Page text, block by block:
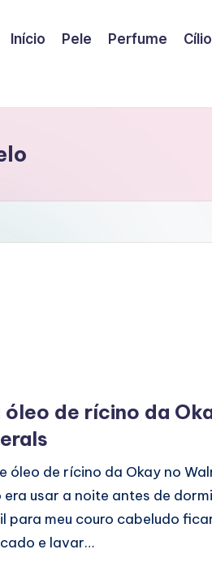
Início Pele Perfume
óleo de rícino da
óleo de rícino da Okay no
era usar a noite antes de
para meu couro cabeludo
e lavar…